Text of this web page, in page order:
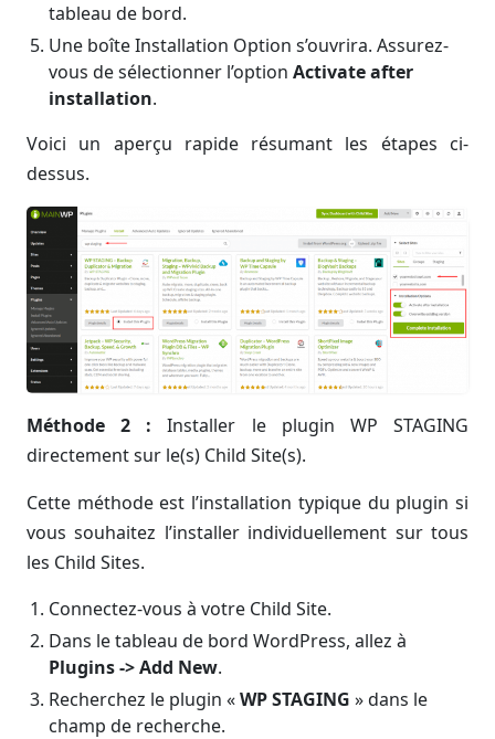
tableau de bord.
Une boîte Installation Option s’ouvrira. Assurez-
vous de sélectionner l’option Activate after
installation.
Voici un aperçu rapide résumant les étapes ci-
dessus.
Méthode 2 : Installer le plugin WP STAGING
directement sur le(s) Child Site(s).
Cette méthode est l’installation typique du plugin si
vous souhaitez l’installer individuellement sur tous
les Child Sites.
Connectez-vous à votre Child Site.
Dans le tableau de bord WordPress, allez à
Plugins -> Add New.
Recherchez le plugin «WP STAGING » dans le
champ de recherche.